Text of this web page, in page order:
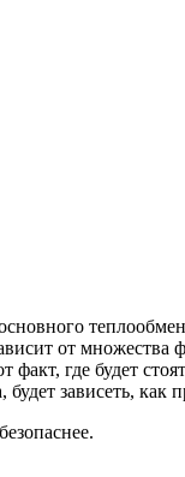
от
где будет
зависеть, как